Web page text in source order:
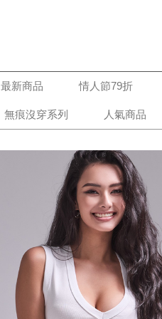
最新商品 情人節79折
無痕沒穿系列 人氣商品